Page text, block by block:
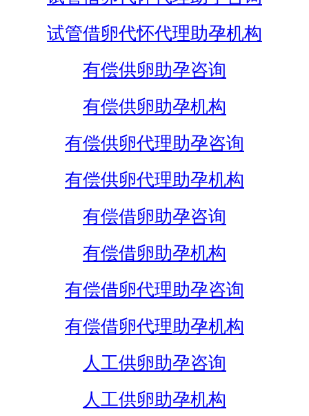
试管借卵代怀代理助孕机构
有偿供卵助孕咨询
有偿供卵助孕机构
有偿供卵代理助孕咨询
有偿供卵代理助孕机构
有偿借卵助孕咨询
有偿借卵助孕机构
有偿借卵代理助孕咨询
有偿借卵代理助孕机构
人工供卵助孕咨询
人工供卵助孕机构